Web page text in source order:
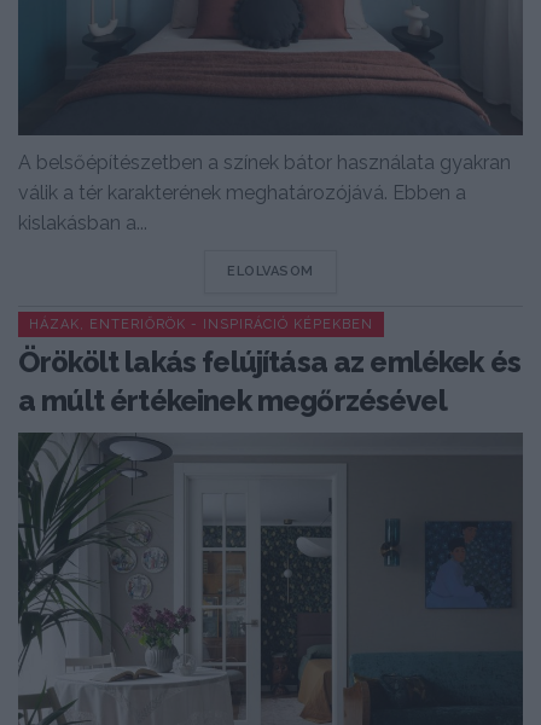
A belsőépítészetben a színek bátor használata gyakran
válik a tér karakterének meghatározójává. Ebben a
kislakásban a...
ELOLVASOM
HÁZAK, ENTERIŐRÖK - INSPIRÁCIÓ KÉPEKBEN
Örökölt lakás felújítása az emlékek és
a múlt értékeinek megőrzésével